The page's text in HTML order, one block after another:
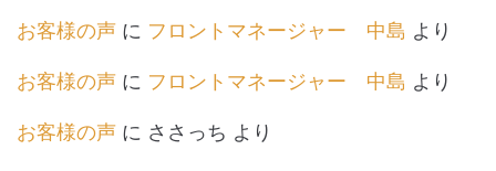
お客様の声 に フロントマネージャー 中島 より
お客様の声 に フロントマネージャー 中島 より
お客様の声 に ささっち より